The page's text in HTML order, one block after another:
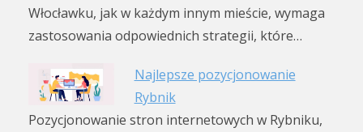
Włocławku, jak w każdym innym mieście, wymaga
zastosowania odpowiednich strategii, które…
Najlepsze pozycjonowanie
Rybnik
Pozycjonowanie stron internetowych w Rybniku,